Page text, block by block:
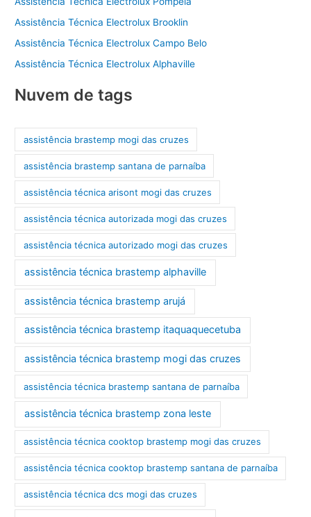
Assistência Técnica Electrolux Brooklin
Assistência Técnica Electrolux Campo Belo
Assistência Técnica Electrolux Alphaville
Nuvem de tags
assistência brastemp mogi das cruzes
assistência brastemp santana de parnaíba
assistência técnica arisont mogi das cruzes
assistência técnica autorizada mogi das cruzes
assistência técnica autorizado mogi das cruzes
assistência técnica brastemp alphaville
assistência técnica brastemp arujá
assistência técnica brastemp itaquaquecetuba
assistência técnica brastemp mogi das cruzes
assistência técnica brastemp santana de parnaíba
assistência técnica brastemp zona leste
assistência técnica cooktop brastemp mogi das cruzes
assistência técnica cooktop brastemp santana de parnaíba
assistência técnica dcs mogi das cruzes